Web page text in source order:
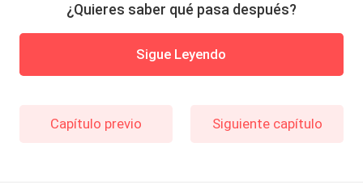
¿Quieres saber qué pasa después?
Sigue Leyendo
Capítulo previo Siguiente capítulo